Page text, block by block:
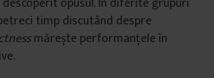
timp discutând despre
mărește performanțele în